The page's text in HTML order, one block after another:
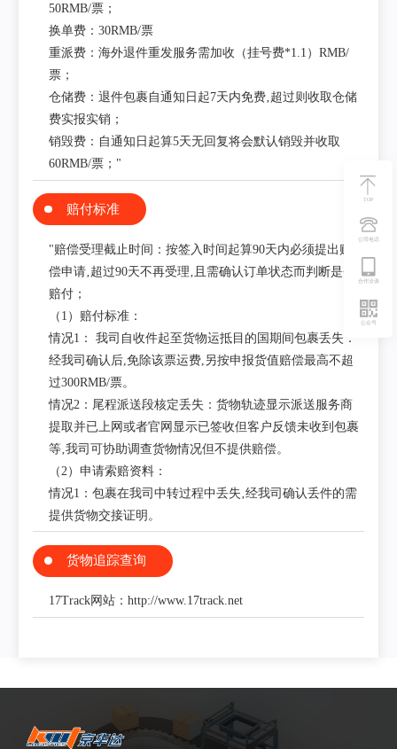
TOP
公司电话
合作洽谈
公众号
50RMB/票；
换单费：30RMB/票
重派费：海外退件重发服务需加收（挂号费*1.1）RMB/
票；
仓储费：退件包裹自通知日起7天内免费‚超过则收取仓储
费实报实销；
销毁费：自通知日起算5天无回复将会默认销毁并收取
60RMB/票；"
赔付标准
"赔偿受理截止时间：按签入时间起算90天内必须提出赔
偿申请‚超过90天不再受理‚且需确认订单状态而判断是否
赔付；
（1）赔付标准：
情况1： 我司自收件起至货物运抵目的国期间包裹丢失：
经我司确认后,免除该票运费,另按申报货值赔偿最高不超
过300RMB/票。
情况2：尾程派送段核定丢失：货物轨迹显示派送服务商
提取并已上网或者官网显示已签收但客户反馈未收到包裹
等‚我司可协助调查货物情况但不提供赔偿。
（2）申请索赔资料：
情况1：包裹在我司中转过程中丢失‚经我司确认丢件的需
提供货物交接证明。
货物追踪查询
17Track网站：http://www.17track.net